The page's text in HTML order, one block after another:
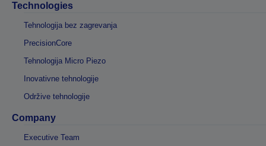
Technologies
Tehnologija bez zagrevanja
PrecisionCore
Tehnologija Micro Piezo
Inovativne tehnologije
Održive tehnologije
Company
Executive Team